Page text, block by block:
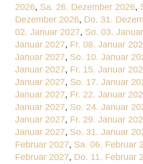
2026, Sa. 26. Dezember 2026,
Dezember 2026, Do. 31.
02. Januar 2027, So. 03.
Januar 2027, Fr. 08. Januar
Januar 2027, So. 10. Januar
Januar 2027, Fr. 15. Januar
Januar 2027, So. 17. Januar
Januar 2027, Fr. 22. Januar
Januar 2027, So. 24. Januar
Januar 2027, Fr. 29. Januar
Januar 2027, So. 31. Januar
Februar 2027, Sa. 06. Februar
Februar 2027, Do. 11. Februar